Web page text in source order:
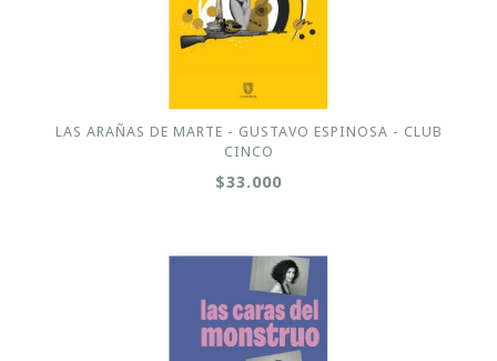
LAS ARAÑAS DE MARTE - GUSTAVO ESPINOSA - CLUB
CINCO
$33.000